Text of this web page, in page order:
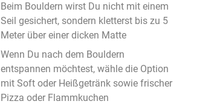
Beim Bouldern wirst Du nicht mit einem
Seil gesichert, sondern kletterst bis zu 5
Meter über einer dicken Matte
Wenn Du nach dem Bouldern
entspannen möchtest, wähle die Option
mit Soft oder Heißgetränk sowie frischer
Pizza oder Flammkuchen